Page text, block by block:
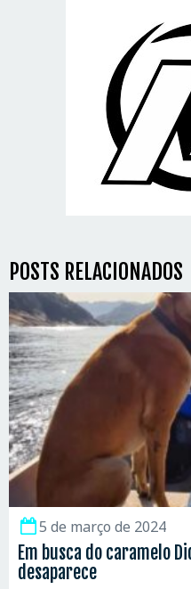
POSTS RELACIONADOS
5 de março de 2024
Em busca do caramelo
desaparece